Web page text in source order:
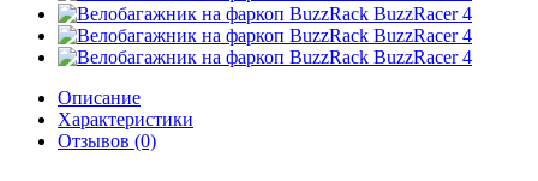
Описание
Характеристики
Отзывов (0)